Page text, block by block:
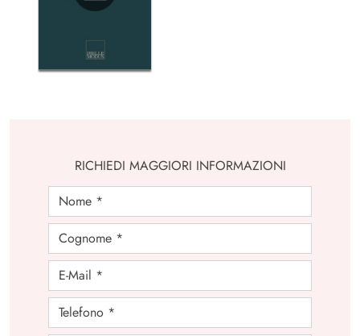
RICHIEDI MAGGIORI INFORMAZIONI